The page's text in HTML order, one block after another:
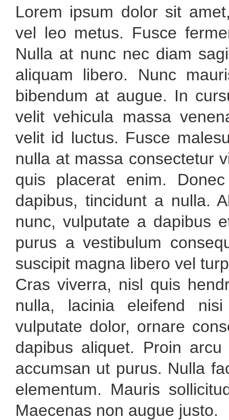
Lorem ipsum dolor sit
vel leo metus. Fusce
Nulla at nunc nec diam
aliquam libero. Nunc
bibendum at augue. In
velit vehicula massa
velit id luctus. Fusce
nulla at massa consectetur
quis placerat enim.
dapibus, tincidunt a nulla.
nunc, vulputate a dapibus
purus a vestibulum
suscipit magna libero vel
Cras viverra, nisl quis
nulla, lacinia eleifend
vulputate dolor, ornare
dapibus aliquet. Proin
accumsan ut purus. Nulla
elementum. Mauris
Maecenas non augue justo.